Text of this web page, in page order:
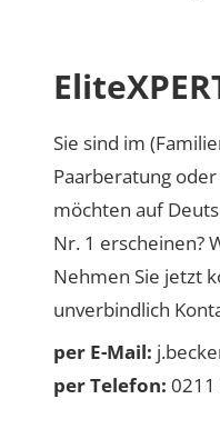
Sie sind im
Paarberatung
möchten auf
Nr. 1 erscheinen?
Nehmen Sie jetzt
unverbindlich
per E-Mail:
per Telefon: 0211